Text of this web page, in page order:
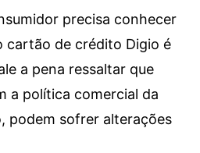
precisa conhecer
cartão de crédito Digio é
a pena ressaltar que
a política comercial da
podem sofrer alterações